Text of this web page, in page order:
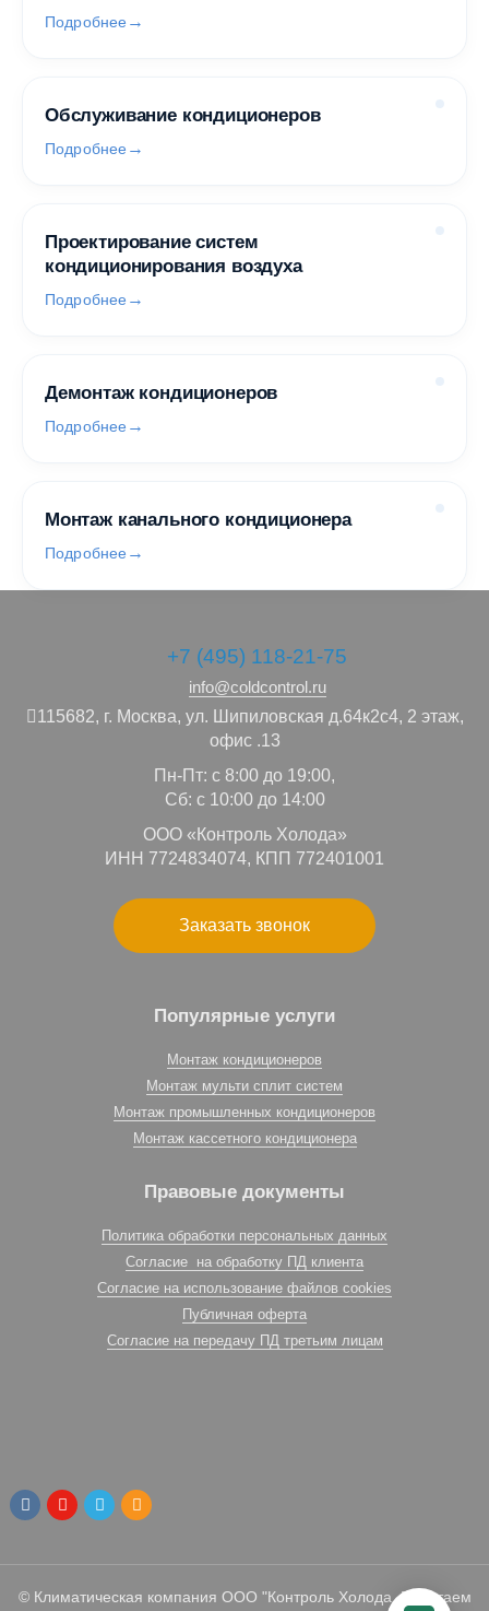
Подробнее
Обслуживание кондиционеров
Подробнее
Проектирование систем
кондиционирования воздуха
Подробнее
Демонтаж кондиционеров
Подробнее
Монтаж канального кондиционера
Подробнее
+7 (495) 118-21-75
info@coldcontrol.ru
115682, г. Москва, ул. Шипиловская д.64к2с4, 2 этаж,
офис .13
Пн-Пт: с 8:00 до 19:00,
Сб: с 10:00 до 14:00
ООО «Контроль Холода»
ИНН 7724834074, КПП 772401001
Заказать звонок
Популярные услуги
Монтаж кондиционеров
Монтаж мульти сплит систем
Монтаж промышленных кондиционеров
Монтаж кассетного кондиционера
Правовые документы
Политика обработки персональных данных
Согласие на обработку ПД клиента
Согласие на использование файлов cookies
Публичная оферта
Согласие на передачу ПД третьим лицам
© Климатическая компания ООО "Контроль Холода. Работаем